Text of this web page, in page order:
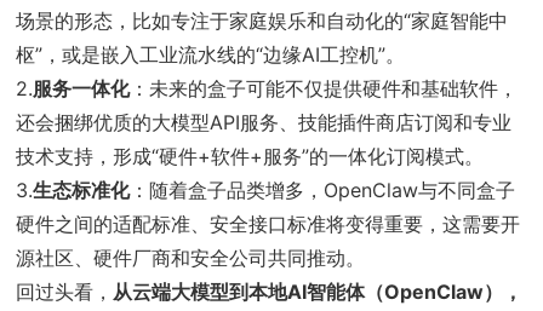
场景的形态，比如专注于家庭娱乐和自动化的“家庭智能中
枢”，或是嵌入工业流水线的“边缘AI工控机”。
2.服务一体化：未来的盒子可能不仅提供硬件和基础软件，
还会捆绑优质的大模型API服务、技能插件商店订阅和专业
技术支持，形成“硬件+软件+服务”的一体化订阅模式。
3.生态标准化：随着盒子品类增多，OpenClaw与不同盒子
硬件之间的适配标准、安全接口标准将变得重要，这需要开
源社区、硬件厂商和安全公司共同推动。
回过头看， 从云端大模型到本地AI智能体（OpenClaw），